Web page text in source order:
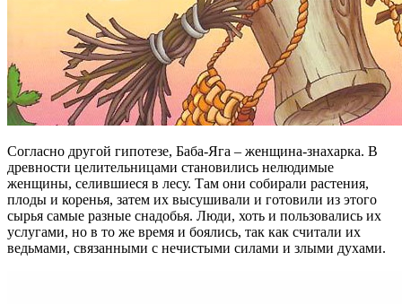
Согласно другой гипотезе, Баба-Яга – женщина-знахарка. В
древности целительницами становились нелюдимые
женщины, селившиеся в лесу. Там они собирали растения,
плоды и коренья, затем их высушивали и готовили из этого
сырья самые разные снадобья. Люди, хоть и пользовались их
услугами, но в то же время и боялись, так как считали их
ведьмами, связанными с нечистыми силами и злыми духами.